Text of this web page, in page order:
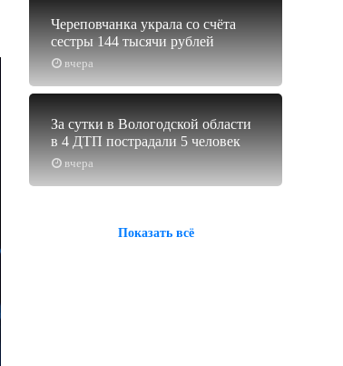
вчера
Череповчанка украла со счёта
сестры 144 тысячи рублей
вчера
За сутки в Вологодской области
в 4 ДТП пострадали 5 человек
Показать всё